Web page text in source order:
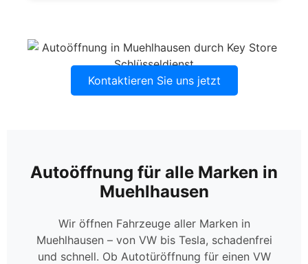
Kontaktieren Sie uns jetzt
Autoöffnung für alle Marken in
Muehlhausen
Wir öffnen Fahrzeuge aller Marken in
Muehlhausen – von VW bis Tesla, schadenfrei
und schnell. Ob Autotüröffnung für einen VW